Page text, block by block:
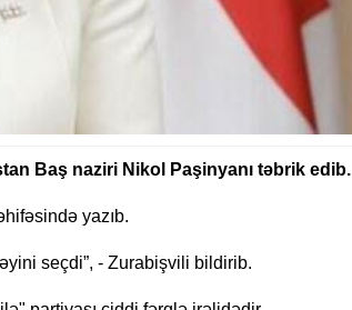
Baş naziri Nikol Paşinyanı təbrik edib.
yazıb.
seçdi”, - Zurabişvili bildirib.